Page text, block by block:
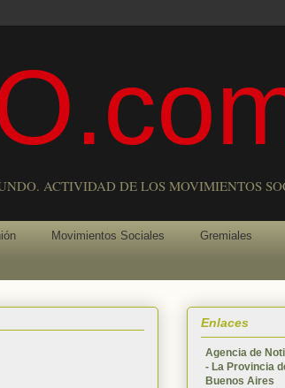
ACTIVIDAD DE LOS MOVIMIENTOS
Movimientos Sociales Gremiales
Enlaces
Agencia de
- La Provincia
Buenos Aires